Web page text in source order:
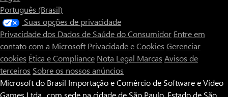
Português (Brasil)
Suas opções de privacidade
Privacidade dos Dados de Saúde do Consumidor Entre em
contato com a Microsoft Privacidade e Cookies Gerenciar
cookies Ética e Compliance Nota Legal Marcas Avisos de
terceiros Sobre os nossos anúncios
Microsoft do Brasil Importação e Comércio de Software e Vídeo
Games Ltda., com sede na cidade de São Paulo, Estado de São